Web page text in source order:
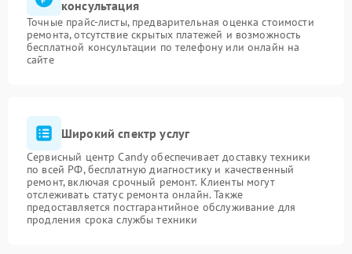
консультация
Точные прайс-листы, предварительная оценка стоимости
ремонта, отсутствие скрытых платежей и возможность
бесплатной консультации по телефону или онлайн на
сайте
Широкий спектр услуг
Сервисный центр Candy обеспечивает доставку техники
по всей РФ, бесплатную диагностику и качественный
ремонт, включая срочный ремонт. Клиенты могут
отслеживать статус ремонта онлайн. Также
предоставляется постгарантийное обслуживание для
продления срока службы техники